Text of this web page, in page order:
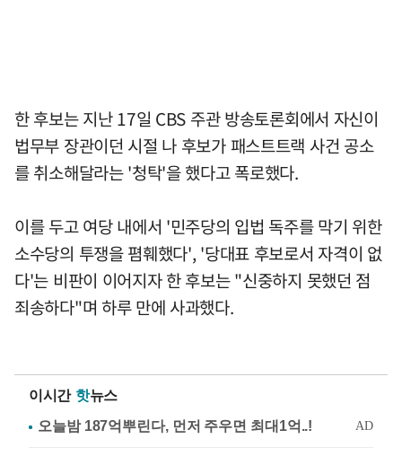
한 후보는 지난 17일 CBS 주관 방송토론회에서 자신이
법무부 장관이던 시절 나 후보가 패스트트랙 사건 공소
를 취소해달라는 '청탁'을 했다고 폭로했다.
이를 두고 여당 내에서 '민주당의 입법 독주를 막기 위한
소수당의 투쟁을 폄훼했다', '당대표 후보로서 자격이 없
다'는 비판이 이어지자 한 후보는 "신중하지 못했던 점
죄송하다"며 하루 만에 사과했다.
이시간 핫뉴스